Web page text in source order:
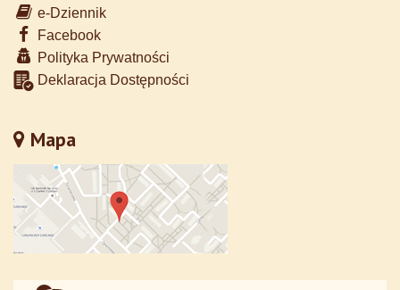
e-Dziennik
Facebook
Polityka Prywatności
Deklaracja Dostępności
Mapa